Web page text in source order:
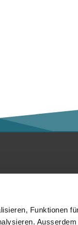
Funktionen